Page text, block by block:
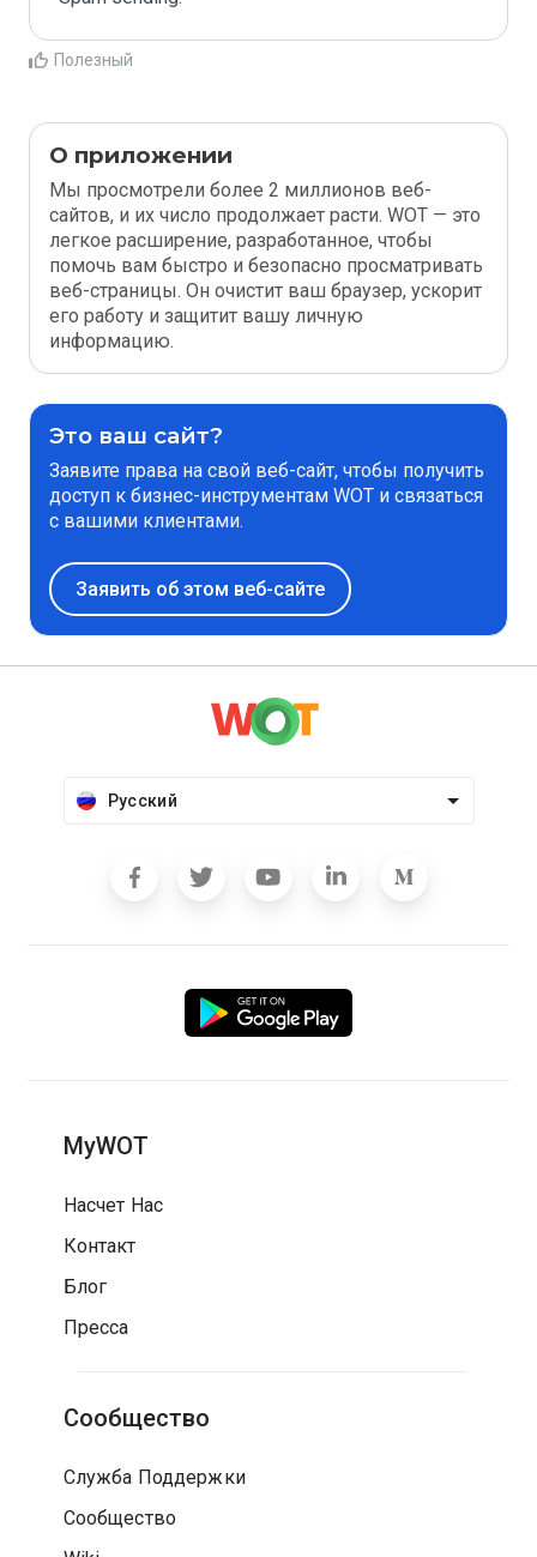
Полезный
О приложении
Мы просмотрели более 2 миллионов веб-
сайтов, и их число продолжает расти. WOT — это
легкое расширение, разработанное, чтобы
помочь вам быстро и безопасно просматривать
веб-страницы. Он очистит ваш браузер, ускорит
его работу и защитит вашу личную
информацию.
Это ваш сайт?
Заявите права на свой веб-сайт, чтобы получить
доступ к бизнес-инструментам WOT и связаться
с вашими клиентами.
Заявить об этом веб-сайте
Русский
MyWOT
Насчет Нас
Контакт
Блог
Пресса
Сообщество
Служба Поддержки
Сообщество